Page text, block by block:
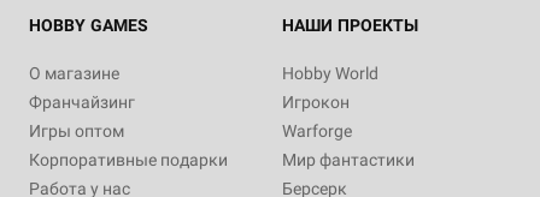
HOBBY GAMES
О магазине
Франчайзинг
Игры оптом
Корпоративные подарки
Работа у нас
НАШИ ПРОЕКТЫ
Hobby World
Игрокон
Warforge
Мир фантастики
Берсерк